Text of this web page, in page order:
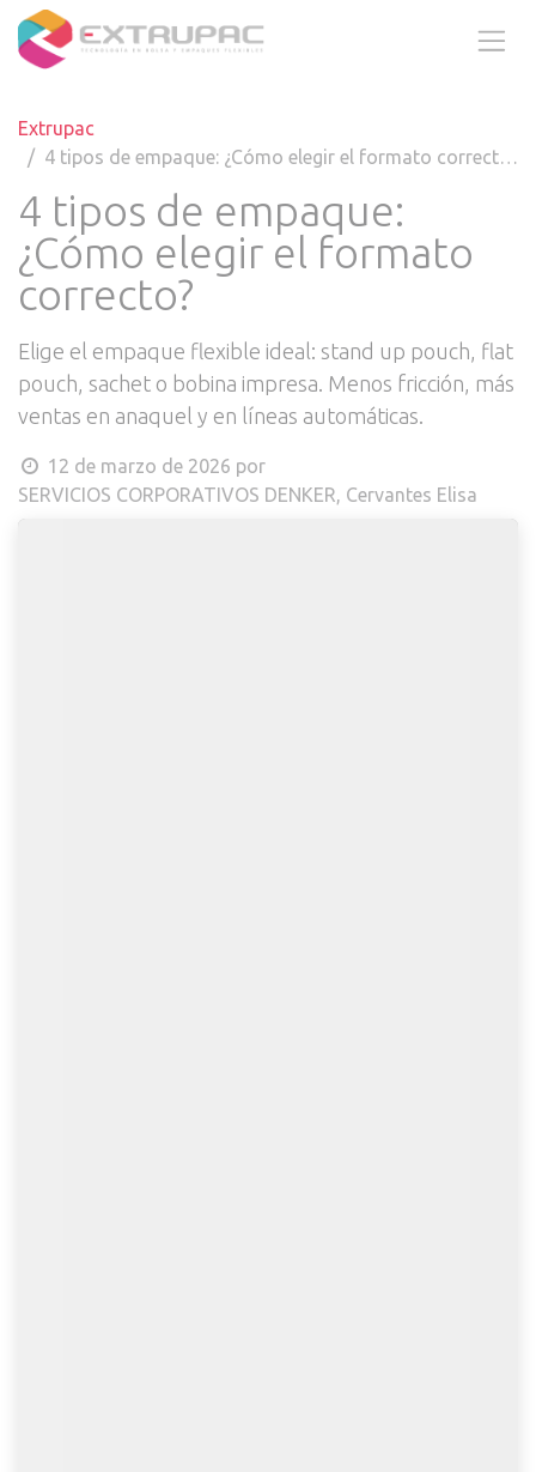
Ir al contenido
Extrupac
4 tipos de empaque: ¿Cómo elegir el formato correcto?
4 tipos de empaque:
¿Cómo elegir el formato
correcto?
Elige el empaque flexible ideal: stand up pouch, flat
pouch, sachet o bobina impresa. Menos fricción, más
ventas en anaquel y en líneas automáticas.
12 de marzo de 2026 por
SERVICIOS CORPORATIVOS DENKER, Cervantes Elisa